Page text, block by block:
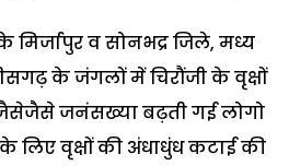
मिर्जापुर व सोनभद्र जिले, मध्य
के जंगलों में चिरौंजी के वृक्षों
जनंसख्या बढ़ती गई लोगो
लिए वृक्षों की अंधाधुंध कटाई की